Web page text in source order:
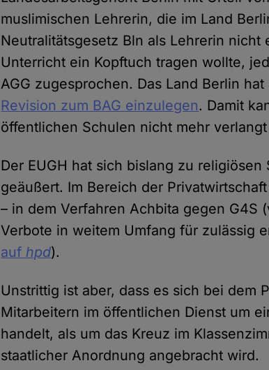
muslimischen Lehrerin, die im Land
Neutralitätsgesetz Bln als Lehrerin
Unterricht ein Kopftuch tragen wollte,
AGG zugesprochen. Das Land Berlin
Revision zum BAG einzulegen. Damit
öffentlichen Schulen nicht mehr
Der EUGH hat sich bislang zu
geäußert. Im Bereich der
– in dem Verfahren Achbita gegen G4S
Verbote in weitem Umfang für zulässig
auf hpd).
Unstrittig ist aber, dass es sich bei dem
Mitarbeitern im öffentlichen Dienst um
handelt, als um das Kreuz im
staatlicher Anordnung angebracht wird.